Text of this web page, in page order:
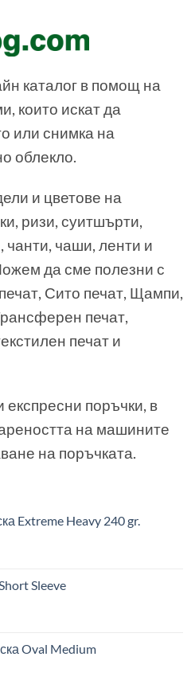
каталог в помощ на
които искат да
или снимка на
облекло.
и цветове на
ризи, суитшърти,
чанти, чаши, ленти и
да сме полезни с
Сито печат, Щампи,
печат,
печат и
поръчки, в
на машините
на поръчката.
Extreme Heavy 240 gr.
Sleeve
Oval Medium